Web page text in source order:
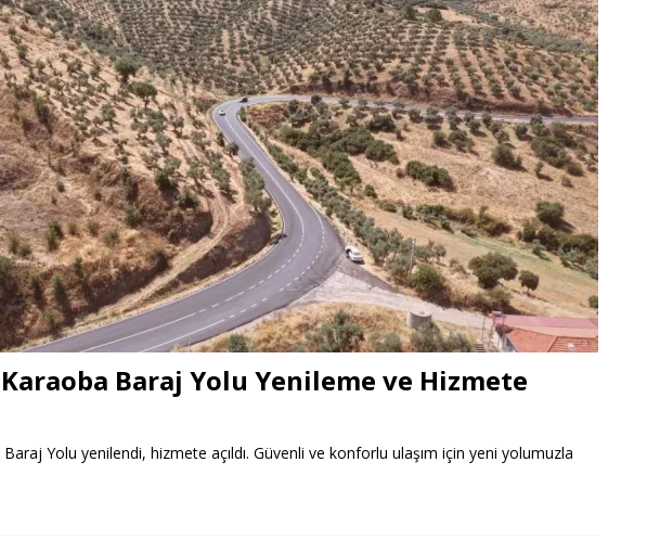
Karaoba Baraj Yolu Yenileme ve Hizmete
Baraj Yolu yenilendi, hizmete açıldı. Güvenli ve konforlu ulaşım için yeni yolumuzla